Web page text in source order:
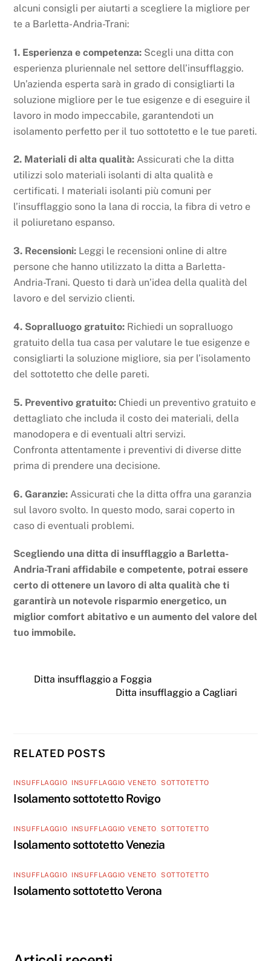
alcuni consigli per aiutarti a scegliere la migliore per
te a Barletta-Andria-Trani:
1. Esperienza e competenza: Scegli una ditta con
esperienza pluriennale nel settore dell’insufflaggio.
Un’azienda esperta sarà in grado di consigliarti la
soluzione migliore per le tue esigenze e di eseguire il
lavoro in modo impeccabile, garantendoti un
isolamento perfetto per il tuo sottotetto e le tue pareti.
2. Materiali di alta qualità: Assicurati che la ditta
utilizzi solo materiali isolanti di alta qualità e
certificati. I materiali isolanti più comuni per
l’insufflaggio sono la lana di roccia, la fibra di vetro e
il poliuretano espanso.
3. Recensioni: Leggi le recensioni online di altre
persone che hanno utilizzato la ditta a Barletta-
Andria-Trani. Questo ti darà un’idea della qualità del
lavoro e del servizio clienti.
4. Sopralluogo gratuito: Richiedi un sopralluogo
gratuito della tua casa per valutare le tue esigenze e
consigliarti la soluzione migliore, sia per l’isolamento
del sottotetto che delle pareti.
5. Preventivo gratuito: Chiedi un preventivo gratuito e
dettagliato che includa il costo dei materiali, della
manodopera e di eventuali altri servizi.
Confronta attentamente i preventivi di diverse ditte
prima di prendere una decisione.
6. Garanzie: Assicurati che la ditta offra una garanzia
sul lavoro svolto. In questo modo, sarai coperto in
caso di eventuali problemi.
Scegliendo una ditta di insufflaggio a Barletta-
Andria-Trani affidabile e competente, potrai essere
certo di ottenere un lavoro di alta qualità che ti
garantirà un notevole risparmio energetico, un
miglior comfort abitativo e un aumento del valore del
tuo immobile.
Ditta insufflaggio a Foggia
Ditta insufflaggio a Cagliari
RELATED POSTS
INSUFFLAGGIO INSUFFLAGGIO VENETO ,SOTTOTETTO
Isolamento sottotetto Rovigo
INSUFFLAGGIO INSUFFLAGGIO VENETO ,SOTTOTETTO
Isolamento sottotetto Venezia
INSUFFLAGGIO INSUFFLAGGIO VENETO ,SOTTOTETTO
Isolamento sottotetto Verona